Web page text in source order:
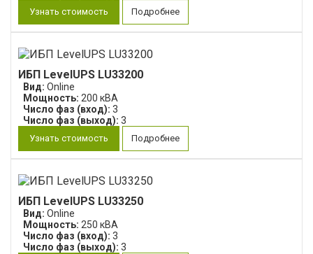
Узнать стоимость Подробнее
ИБП LevelUPS LU33200
Вид: Online
Мощность: 200 кВА
Число фаз (вход): 3
Число фаз (выход): 3
Узнать стоимость Подробнее
ИБП LevelUPS LU33250
Вид: Online
Мощность: 250 кВА
Число фаз (вход): 3
Число фаз (выход): 3